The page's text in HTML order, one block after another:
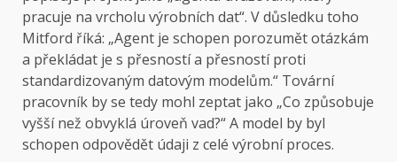
pracuje na vrcholu výrobních dat“. V důsledku toho
Mitford říká: „Agent je schopen porozumět otázkám
a překládat je s přesností a přesností proti
standardizovaným datovým modelům.“ Tovární
pracovník by se tedy mohl zeptat jako „Co způsobuje
vyšší než obvyklá úroveň vad?“ A model by byl
schopen odpovědět údaji z celé výrobní proces.